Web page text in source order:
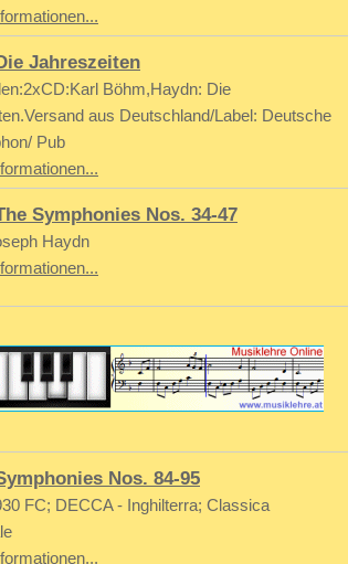
Jahreszeiten
Böhm,Haydn: Die
aus Deutschland/Label: Deutsche
Pub
Symphonies Nos. 34-47
Haydn
Nos. 84-95
FC; DECCA - Inghilterra; Classica